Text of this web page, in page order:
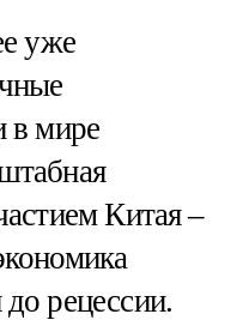
уже
в мире
Китая –
рецессии.